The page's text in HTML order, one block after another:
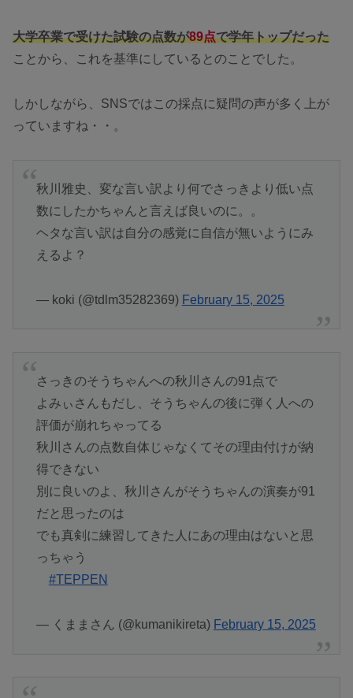
大学卒業で受けた試験の点数が89点で学年トップだった
ことから、これを基準にしているとのことでした。
しかしながら、SNSではこの採点に疑問の声が多く上が
っていますね・・。
秋川雅史、変な言い訳より何でさっきより低い点
数にしたかちゃんと言えば良いのに。。
ヘタな言い訳は自分の感覚に自信が無いようにみ
えるよ？
— koki (@tdlm35282369) February 15, 2025
さっきのそうちゃんへの秋川さんの91点で
よみぃさんもだし、そうちゃんの後に弾く人への
評価が崩れちゃってる
秋川さんの点数自体じゃなくてその理由付けが納
得できない
別に良いのよ、秋川さんがそうちゃんの演奏が91
だと思ったのは
でも真剣に練習してきた人にあの理由はないと思
っちゃう
#TEPPEN
— くままさん (@kumanikireta) February 15, 2025